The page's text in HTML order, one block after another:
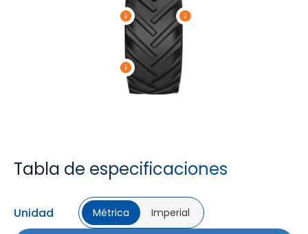
Tabla de especificaciones
Unidad Métrica Imperial